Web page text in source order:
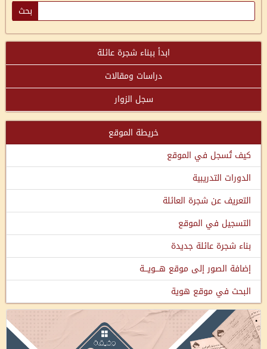
ابدأ ببناء شجرة عائلة
دراسات ومقالات
سجل الزوار
خريطة الموقع
كيف تُسجل في الموقع
الدورات التدريبية
التعريف عن شجرة العائلة
التسجيل في الموقع
بناء شجرة عائلة جديدة
إضافة الصور إلى موقع هـــويـــة
البحث في موقع هوية